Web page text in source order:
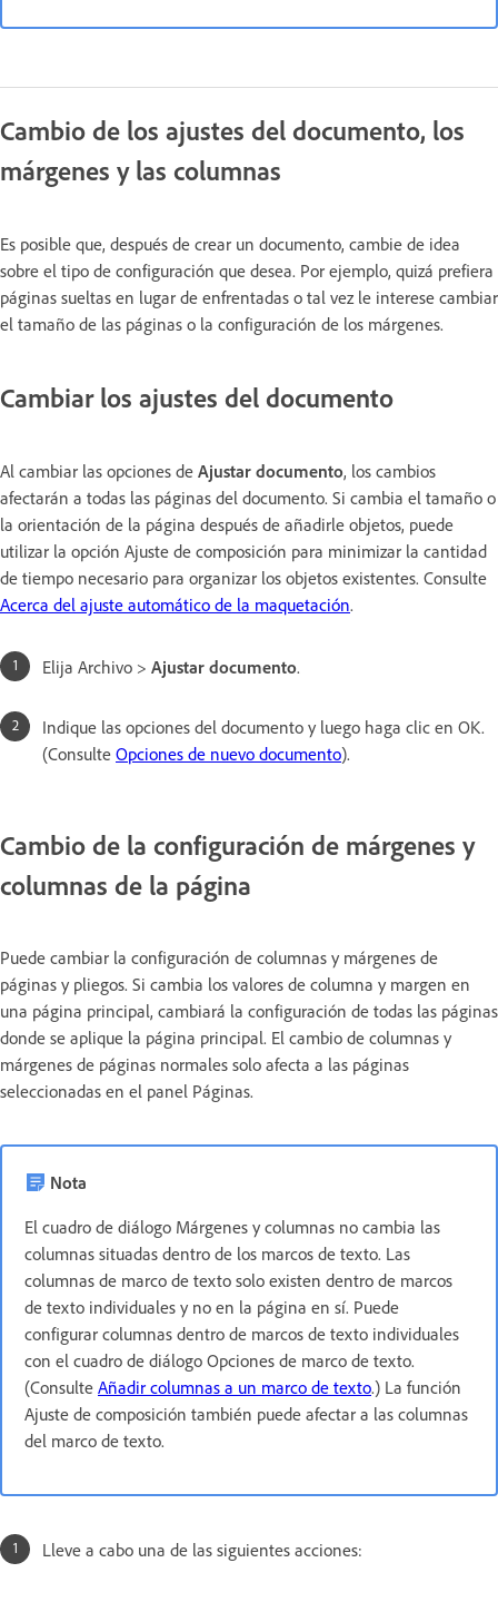
Cambio de los ajustes del documento, los
márgenes y las columnas
Es posible que, después de crear un documento, cambie de idea
sobre el tipo de configuración que desea. Por ejemplo, quizá prefiera
páginas sueltas en lugar de enfrentadas o tal vez le interese cambiar
el tamaño de las páginas o la configuración de los márgenes.
Cambiar los ajustes del documento
Al cambiar las opciones de Ajustar documento, los cambios
afectarán a todas las páginas del documento. Si cambia el tamaño o
la orientación de la página después de añadirle objetos, puede
utilizar la opción Ajuste de composición para minimizar la cantidad
de tiempo necesario para organizar los objetos existentes. Consulte
Acerca del ajuste automático de la maquetación.
Elija Archivo > Ajustar documento.
Indique las opciones del documento y luego haga clic en OK.
(Consulte Opciones de nuevo documento).
Cambio de la configuración de márgenes y
columnas de la página
Puede cambiar la configuración de columnas y márgenes de
páginas y pliegos. Si cambia los valores de columna y margen en
una página principal, cambiará la configuración de todas las páginas
donde se aplique la página principal. El cambio de columnas y
márgenes de páginas normales solo afecta a las páginas
seleccionadas en el panel Páginas.
Nota
El cuadro de diálogo Márgenes y columnas no cambia las
columnas situadas dentro de los marcos de texto. Las
columnas de marco de texto solo existen dentro de marcos
de texto individuales y no en la página en sí. Puede
configurar columnas dentro de marcos de texto individuales
con el cuadro de diálogo Opciones de marco de texto.
(Consulte Añadir columnas a un marco de texto.) La función
Ajuste de composición también puede afectar a las columnas
del marco de texto.
Lleve a cabo una de las siguientes acciones: